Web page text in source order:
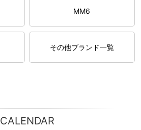
MM6
その他ブランド一覧
CALENDAR